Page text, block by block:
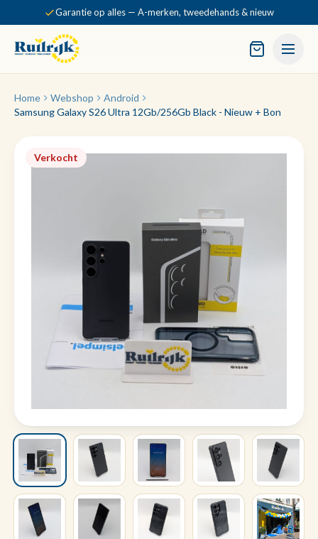
Garantie op alles — A-merken, tweedehands & nieuw
Home Webshop
Android
Samsung Galaxy S26 Ultra 12Gb/256Gb Black - Nieuw + Bon
Verkocht